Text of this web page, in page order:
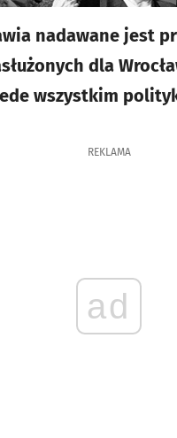
nadawane jest
dla
wszystkim
REKLAMA
ad